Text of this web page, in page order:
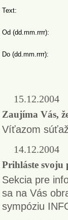
Text:
Od (dd.mm.rrrr):
Do (dd.mm.rrrr):
15.12.2004
Zaujíma Vás,
Víťazom
14.12.2004
Prihláste svoju
Sekcia pre
sa na Vás
sympóziu